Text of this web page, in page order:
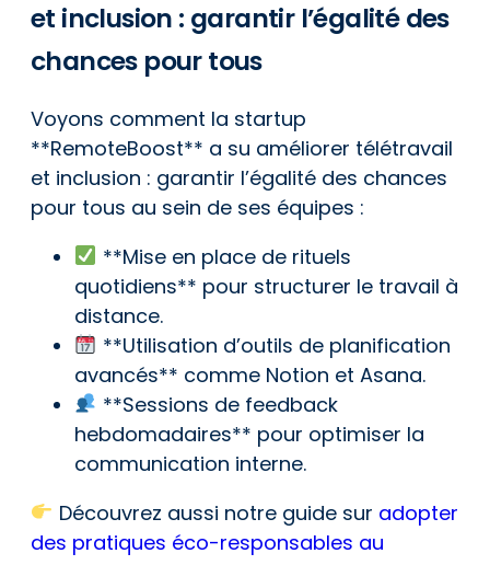
et inclusion : garantir l’égalité des
chances pour tous
Voyons comment la startup
**RemoteBoost** a su améliorer télétravail
et inclusion : garantir l’égalité des chances
pour tous au sein de ses équipes :
**Mise en place de rituels
quotidiens** pour structurer le travail à
distance.
**Utilisation d’outils de planification
avancés** comme Notion et Asana.
**Sessions de feedback
hebdomadaires** pour optimiser la
communication interne.
Découvrez aussi notre guide sur adopter
des pratiques éco-responsables au